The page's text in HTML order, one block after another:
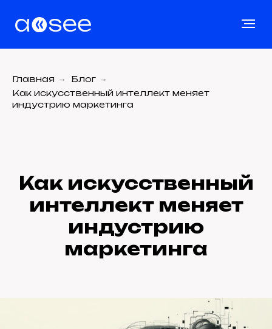
Главная → Блог →
Как искусственный интеллект меняет
индустрию маркетинга
Как искусственный
интеллект меняет
индустрию
маркетинга